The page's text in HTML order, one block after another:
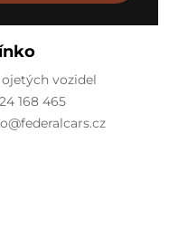
vozidel
168 465